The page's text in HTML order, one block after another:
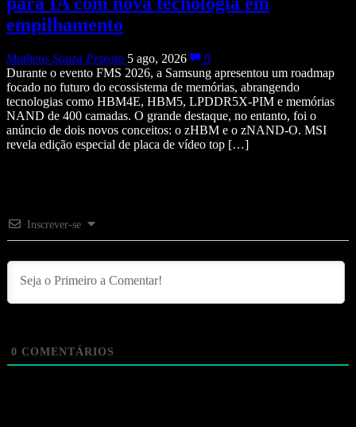
empilhamento
Matheus Souza Peixoto 5 ago, 2026
0
Durante o evento FMS 2026, a Samsung apresentou um roadmap
focado no futuro do ecossistema de memórias, abrangendo
tecnologias como HBM4E, HBM5, LPDDR5X-PIM e memórias
NAND de 400 camadas. O grande destaque, no entanto, foi o
anúncio de dois novos conceitos: o zHBM e o zNAND-O. MSI
revela edição especial de placa de vídeo top […]
Inscrever-se
0 COMENTÁRIOS